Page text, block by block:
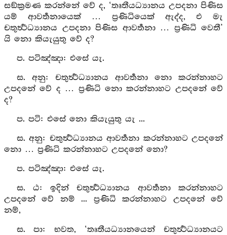
සඞ්ක්‍රමණ කරන්නේ වේ ද, ‘තෘතීයධ්‍යානය උපදනා පිණිස
යම් ආවර්‍තනායෙක් … ප්‍රණිධියෙක් ඇද්ද, එ මැ
චතුර්‍ත්‍ථධ්‍යානය උපදනා පිණිස ආවර්‍තනා … ප්‍රණිධි වෙතී’
යි නො කියැයුතු වේ ද?
ප. පටිඤ්‍ඤා: එසේ යැ.
ස. අනු: චතුර්‍ත්‍ථධ්‍යානය ආවර්‍තනා නො කරන්නාහට
උපදනේ වේ ද … ප්‍රණිධි නො කරන්නාහට උපදනේ වේ
ද?
ප. පටි: එසේ නො කියැයුතු යැ ...
ස. අනු: චතුර්‍ත්‍ථධ්‍යානය ආවර්‍තනා කරන්නාහට උපදනේ
නො … ප්‍රණිධි කරන්නාහට උපදනේ නො?
ප. පටිඤ්‍ඤා: එසේ යැ.
ස. ඨ: ඉදින් චතුර්‍ත්‍ථධ්‍යානය ආවර්‍තනා කරන්නාහට
උපදනේ වේ නම් ... ප්‍රණිධි කරන්නාහට උපදනේ වේ
නම්,
ස. පා: භවත, ‘තෘතීයධ්‍යානයෙන් චතුර්‍ත්‍ථධ්‍යානයට